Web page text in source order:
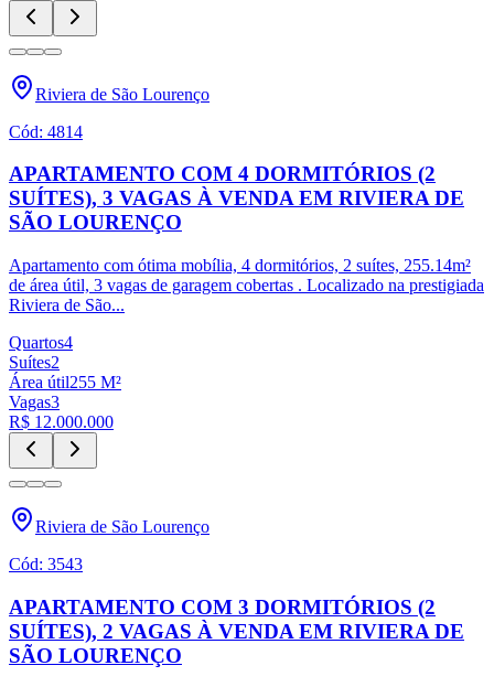
Riviera de São Lourenço
Cód: 4814
APARTAMENTO COM 4 DORMITÓRIOS (2
SUÍTES), 3 VAGAS À VENDA EM RIVIERA DE
SÃO LOURENÇO
Apartamento com ótima mobília, 4 dormitórios, 2 suítes, 255.14m²
de área útil, 3 vagas de garagem cobertas . Localizado na prestigiada
Riviera de São...
Quartos4
Suítes2
Área útil255 M²
Vagas3
R$ 12.000.000
Riviera de São Lourenço
Cód: 3543
APARTAMENTO COM 3 DORMITÓRIOS (2
SUÍTES), 2 VAGAS À VENDA EM RIVIERA DE
SÃO LOURENÇO